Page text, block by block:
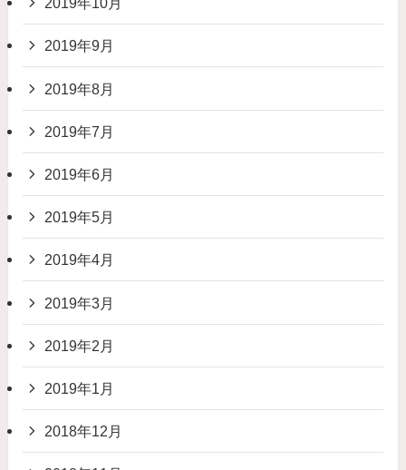
2019年9月
2019年8月
2019年7月
2019年6月
2019年5月
2019年4月
2019年3月
2019年2月
2019年1月
2018年12月